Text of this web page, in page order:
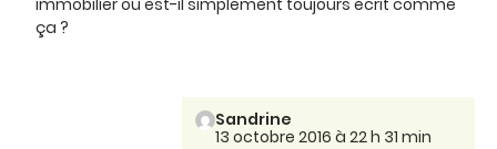
immobilier ou est-il simplement toujours écrit comme
ça ?
Sandrine
13 octobre 2016 à 22 h 31 min